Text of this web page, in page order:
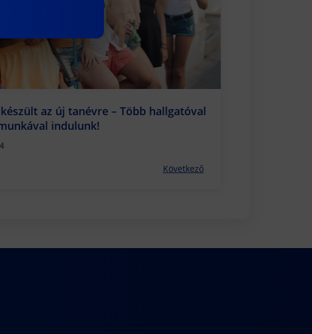
az új tanévre – Több hallgatóval
indulunk!
Következő